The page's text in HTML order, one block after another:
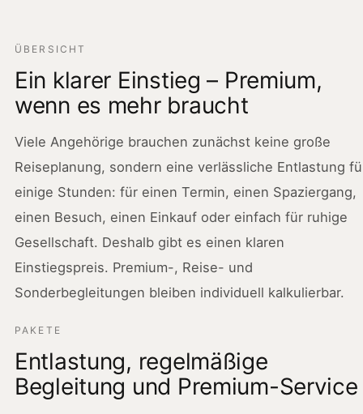
ÜBERSICHT
Ein klarer Einstieg – Premium,
wenn es mehr braucht
Viele Angehörige brauchen zunächst keine große
Reiseplanung, sondern eine verlässliche Entlastung
einige Stunden: für einen Termin, einen Spaziergang,
einen Besuch, einen Einkauf oder einfach für ruhige
Gesellschaft. Deshalb gibt es einen klaren
Einstiegspreis. Premium-, Reise- und
Sonderbegleitungen bleiben individuell kalkulierbar.
PAKETE
Entlastung, regelmäßige
Begleitung und Premium-Service